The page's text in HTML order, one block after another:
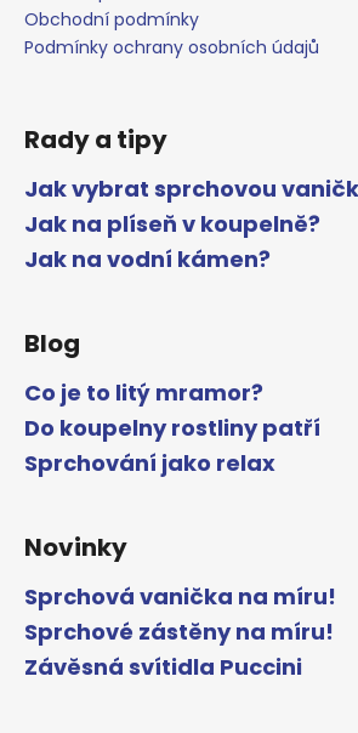
Obchodní podmínky
Podmínky ochrany osobních údajů
Rady a tipy
Jak vybrat sprchovou
Jak na plíseň v koupelně?
Jak na vodní kámen?
Blog
Co je to litý mramor?
Do koupelny rostliny patří
Sprchování jako relax
Novinky
Sprchová vanička na míru!
Sprchové zástěny na míru!
Závěsná svítidla Puccini